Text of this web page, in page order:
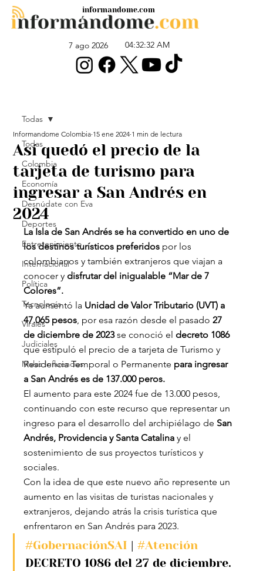
7 ago 2026 04:32:32 AM
informandome.com
Todas
Colombia
Economía
Desnúdate con Eva
Deportes
Entretenimiento
Internacional
Política
Tecnología
Virales
Judiciales
Malas Influencias
Todas
Así quedó el precio de la
tarjeta de turismo para
ingresar a San Andrés en
2024
Informandome Colombia 15 ene 2024 1 min de lectura
La Isla de San Andrés se ha convertido en uno de
los destinos turísticos preferidos por los
colombianos y también extranjeros que viajan a
conocer y disfrutar del inigualable “Mar de 7
Colores”.
Ya aumentó la Unidad de Valor Tributario (UVT) a
47.065 pesos, por esa razón desde el pasado 27
de diciembre de 2023 se conoció el decreto 1086
que estipuló el precio de a tarjeta de Turismo y
Residencia Temporal o Permanente para ingresar
a San Andrés es de 137.000 peros.
El aumento para este 2024 fue de 13.000 pesos,
continuando con este recurso que representar un
ingreso para el desarrollo del archipiélago de San
Andrés, Providencia y Santa Catalina y el
sostenimiento de sus proyectos turísticos y
sociales.
Con la idea de que este nuevo año represente un
aumento en las visitas de turistas nacionales y
extranjeros, dejando atrás la crisis turística que
enfrentaron en San Andrés para 2023.
#GobernaciónSAI | #Atención
DECRETO 1086 del 27 de diciembre.